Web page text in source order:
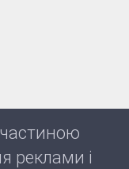
реклами і